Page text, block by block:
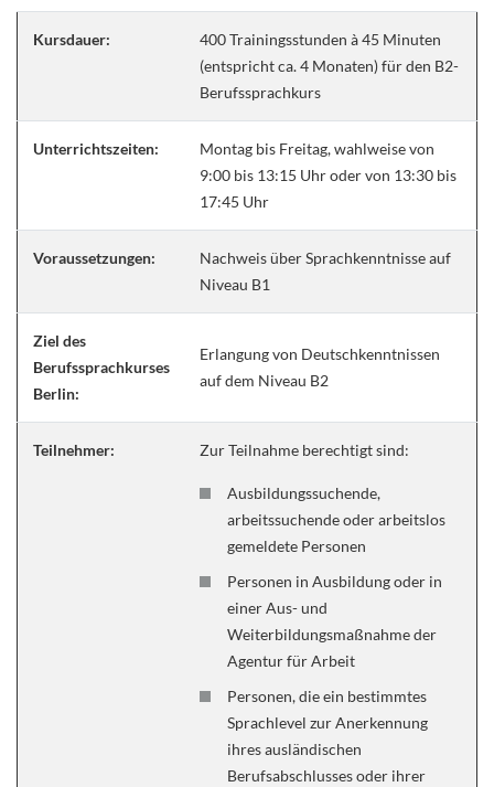
Kursdauer:
400 Trainingsstunden à 45 Minuten
(entspricht ca. 4 Monaten) für den B2-
Berufssprachkurs
Unterrichtszeiten:
Montag bis Freitag, wahlweise von
9:00 bis 13:15 Uhr oder von 13:30 bis
17:45 Uhr
Voraussetzungen:
Nachweis über Sprachkenntnisse auf
Niveau B1
Ziel des
Berufssprachkurses
Berlin:
Erlangung von Deutschkenntnissen
auf dem Niveau B2
Teilnehmer: Zur Teilnahme berechtigt sind:
Ausbildungssuchende,
arbeitssuchende oder arbeitslos
gemeldete Personen
Personen in Ausbildung oder in
einer Aus- und
Weiterbildungsmaßnahme der
Agentur für Arbeit
Personen, die ein bestimmtes
Sprachlevel zur Anerkennung
ihres ausländischen
Berufsabschlusses oder ihrer